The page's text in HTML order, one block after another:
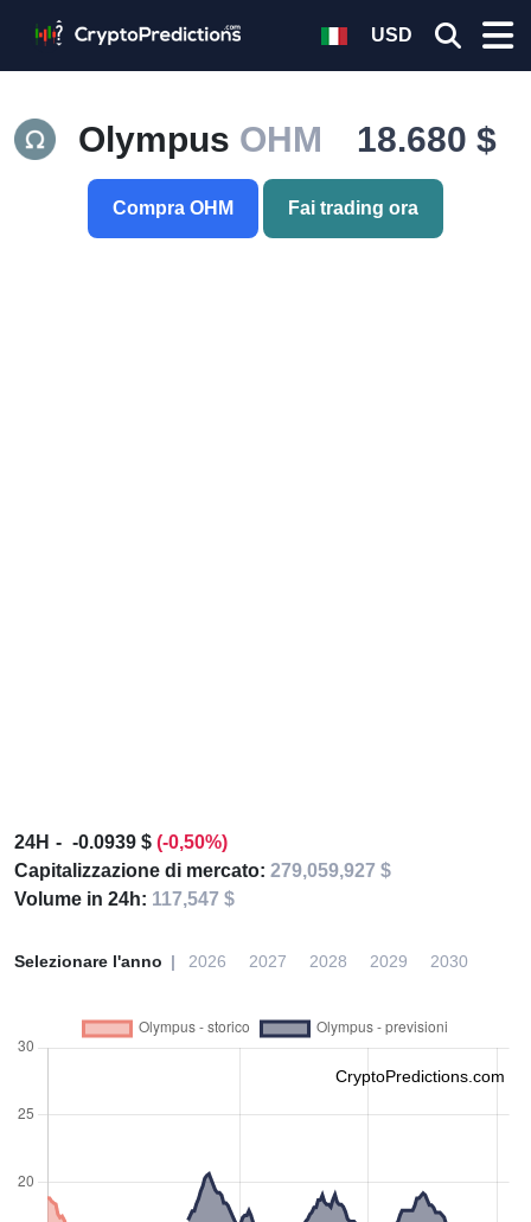
USD
Olympus OHM 18.680 $
Compra OHM Fai trading ora
24H -0.0939 $ (-0,50%)
Capitalizzazione di mercato: 279,059,927 $
Volume in 24h: 117,547 $
Selezionare l'anno 2026 2027 2028 2029 2030
CryptoPredictions.com